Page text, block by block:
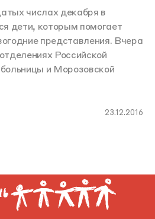
числах декабря в
дети, которым помогает
представления. Вчера
Российской
и Морозовской
23.12.2016